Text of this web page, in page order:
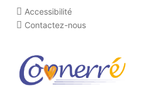
Aller Accessibilité
Contactez-nous
Cookies management panel